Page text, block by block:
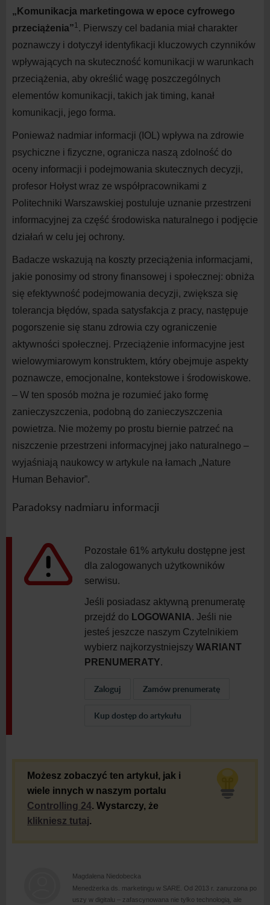
„Komunikacja marketingowa w epoce cyfrowego
przeciążenia”1 . Pierwszy cel badania miał charakter
poznawczy i dotyczył identyfikacji kluczowych czynników
wpływających na skuteczność komunikacji w warunkach
przeciążenia, aby określić wagę poszczególnych
elementów komunikacji, takich jak timing, kanał
komunikacji, jego forma.
Ponieważ nadmiar informacji (IOL) wpływa na zdrowie
psychiczne i fizyczne, ogranicza naszą zdolność do
oceny informacji i podejmowania skutecznych decyzji,
profesor Hołyst wraz ze współpracownikami z
Politechniki Warszawskiej postuluje uznanie przestrzeni
informacyjnej za część środowiska naturalnego i podjęcie
działań w celu jej ochrony.
Badacze wskazują na koszty przeciążenia informacjami,
jakie ponosimy od strony finansowej i społecznej: obniża
się efektywność podejmowania decyzji, zwiększa się
tolerancja błędów, spada satysfakcja z pracy, następuje
pogorszenie się stanu zdrowia czy ograniczenie
aktywności społecznej. Przeciążenie informacyjne jest
wielowymiarowym konstruktem, który obejmuje aspekty
poznawcze, emocjonalne, kontekstowe i środowiskowe.
– W ten sposób można je rozumieć jako formę
zanieczyszczenia, podobną do zanieczyszczenia
powietrza. Nie możemy po prostu biernie patrzeć na
niszczenie przestrzeni informacyjnej jako naturalnego –
wyjaśniają naukowcy w artykule na łamach „Nature
Human Behavior”.
Paradoksy nadmiaru informacji
Pozostałe 61% artykułu dostępne jest
dla zalogowanych użytkowników
serwisu.
Jeśli posiadasz aktywną prenumeratę
przejdź do LOGOWANIA. Jeśli nie
jesteś jeszcze naszym Czytelnikiem
wybierz najkorzystniejszy WARIANT
PRENUMERATY.
Zaloguj Zamów prenumeratę
Kup dostęp do artykułu
Możesz zobaczyć ten artykuł, jak i
wiele innych w naszym portalu
Controlling 24. Wystarczy, że
klikniesz tutaj.
Magdalena Niedobecka
Menedżerka ds. marketingu w SARE. Od 2013 r. zanurzona po
uszy w digitalu – zafascynowana nie tylko technologią, ale